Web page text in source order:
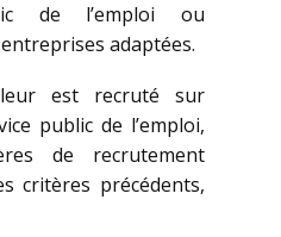
de l’emploi ou
adaptées.
est recruté sur
public de l’emploi,
de recrutement
critères précédents,